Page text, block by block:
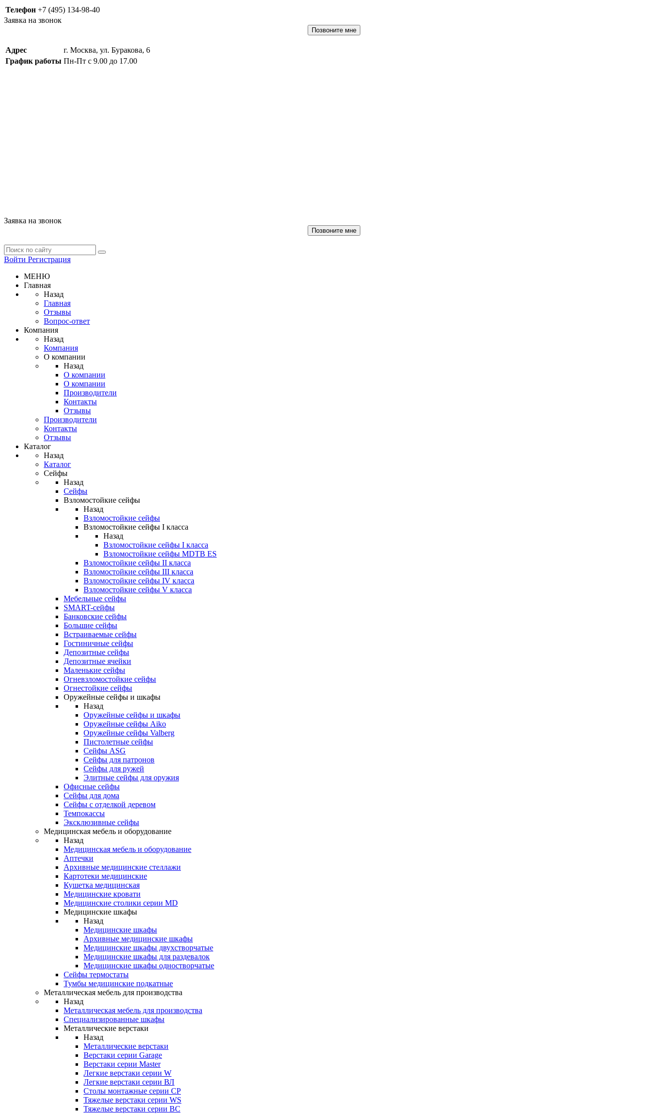
Телефон +7 (495) 134-98-40
Заявка на звонок
Позвоните мне
Адрес
г. Москва, ул. Буракова, 6
График работы Пн-Пт с 9.00 до 17.00
Заявка на звонок
Позвоните мне
Войти Регистрация
МЕНЮ
Главная
Назад
Главная
Отзывы
Вопрос-ответ
Компания
Назад
Компания
О компании
Назад
О компании
О компании
Производители
Контакты
Отзывы
Производители
Контакты
Отзывы
Каталог
Назад
Каталог
Сейфы
Назад
Сейфы
Взломостойкие сейфы
Назад
Взломостойкие сейфы
Взломостойкие сейфы I класса
Назад
Взломостойкие сейфы I класса
Взломостойкие сейфы MDTB ES
Взломостойкие сейфы II класса
Взломостойкие сейфы III класса
Взломостойкие сейфы IV класса
Взломостойкие сейфы V класса
Мебельные сейфы
SMART-сейфы
Банковские сейфы
Большие сейфы
Встраиваемые сейфы
Гостиничные сейфы
Депозитные сейфы
Депозитные ячейки
Маленькие сейфы
Огневзломостойкие сейфы
Огнестойкие сейфы
Оружейные сейфы и шкафы
Назад
Оружейные сейфы и шкафы
Оружейные сейфы Aiko
Оружейные сейфы Valberg
Пистолетные сейфы
Сейфы ASG
Сейфы для патронов
Сейфы для ружей
Элитные сейфы для оружия
Офисные сейфы
Сейфы для дома
Сейфы с отделкой деревом
Темпокассы
Эксклюзивные сейфы
Медицинская мебель и оборудование
Назад
Медицинская мебель и оборудование
Аптечки
Архивные медицинские стеллажи
Картотеки медицинские
Кушетка медицинская
Медицинские кровати
Медицинские столики серии MD
Медицинские шкафы
Назад
Медицинские шкафы
Архивные медицинские шкафы
Медицинские шкафы двухстворчатые
Медицинские шкафы для раздевалок
Медицинские шкафы одностворчатые
Сейфы термостаты
Тумбы медицинские подкатные
Металлическая мебель для производства
Назад
Металлическая мебель для производства
Cпециализированные шкафы
Металлические верстаки
Назад
Металлические верстаки
Верстаки серии Garage
Верстаки серии Master
Легкие верстаки серии W
Легкие верстаки серии ВЛ
Столы монтажные серии СР
Тяжелые верстаки серии WS
Тяжелые верстаки серии ВС